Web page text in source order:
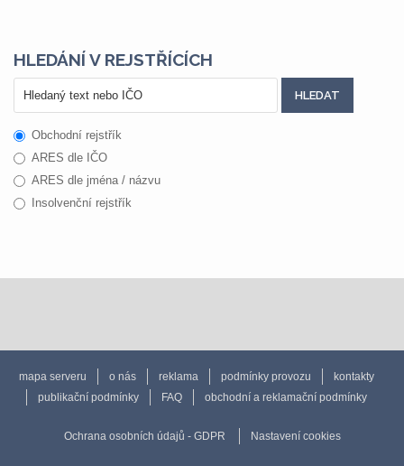
HLEDÁNÍ V REJSTŘÍCÍCH
Obchodní rejstřík
ARES dle IČO
ARES dle jména / názvu
Insolvenční rejstřík
mapa serveru o nás reklama podmínky provozu
kontakty
publikační podmínky
FAQ obchodní a reklamační podmínky
Ochrana osobních údajů - GDPR Nastavení cookies